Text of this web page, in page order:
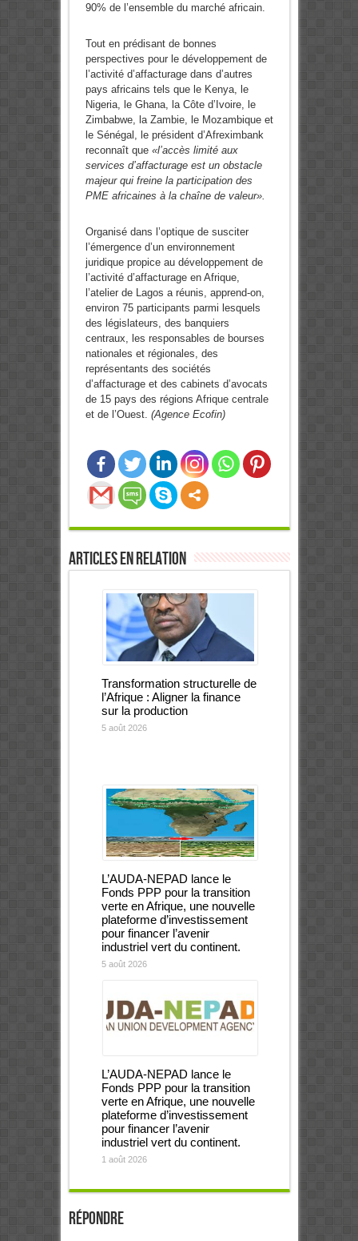
90% de l’ensemble du marché africain.
Tout en prédisant de bonnes
perspectives pour le développement de
l’activité d’affacturage dans d’autres
pays africains tels que le Kenya, le
Nigeria, le Ghana, la Côte d’Ivoire, le
Zimbabwe, la Zambie, le Mozambique et
le Sénégal, le président d’Afreximbank
reconnaît que «l’accès limité aux
services d’affacturage est un obstacle
majeur qui freine la participation des
PME africaines à la chaîne de valeur».
Organisé dans l’optique de susciter
l’émergence d’un environnement
juridique propice au développement de
l’activité d’affacturage en Afrique,
l’atelier de Lagos a réunis, apprend-on,
environ 75 participants parmi lesquels
des législateurs, des banquiers
centraux, les responsables de bourses
nationales et régionales, des
représentants des sociétés
d’affacturage et des cabinets d’avocats
de 15 pays des régions Afrique centrale
et de l’Ouest. (Agence Ecofin)
Articles en relation
Transformation structurelle de
l’Afrique : Aligner la finance
sur la production
5 août 2026
L’AUDA-NEPAD lance le
Fonds PPP pour la transition
verte en Afrique, une nouvelle
plateforme d’investissement
pour financer l’avenir
industriel vert du continent.
5 août 2026
L’AUDA-NEPAD lance le
Fonds PPP pour la transition
verte en Afrique, une nouvelle
plateforme d’investissement
pour financer l’avenir
industriel vert du continent.
1 août 2026
Répondre